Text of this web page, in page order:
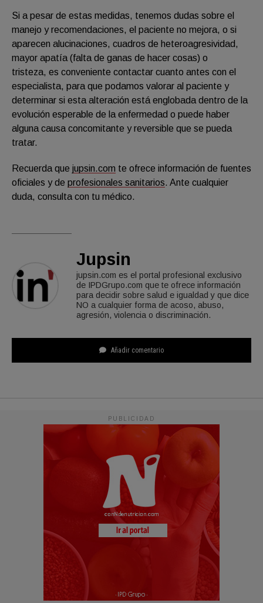
Si a pesar de estas medidas, tenemos dudas sobre el
manejo y recomendaciones, el paciente no mejora, o si
aparecen alucinaciones, cuadros de heteroagresividad,
mayor apatía (falta de ganas de hacer cosas) o
tristeza, es conveniente contactar cuanto antes con el
especialista, para que podamos valorar al paciente y
determinar si esta alteración está englobada dentro de la
evolución esperable de la enfermedad o puede haber
alguna causa concomitante y reversible que se pueda
tratar.
Recuerda que jupsin.com te ofrece información de fuentes
oficiales yde profesionales sanitarios. Ante cualquier
duda, consulta con tu médico.
Jupsin
jupsin.com es el portal profesional exclusivo
de IPDGrupo.com que te ofrece información
para decidir sobre salud e igualdad y que dice
NO a cualquier forma de acoso, abuso,
agresión, violencia o discriminación.
Añadir comentario
PUBLICIDAD